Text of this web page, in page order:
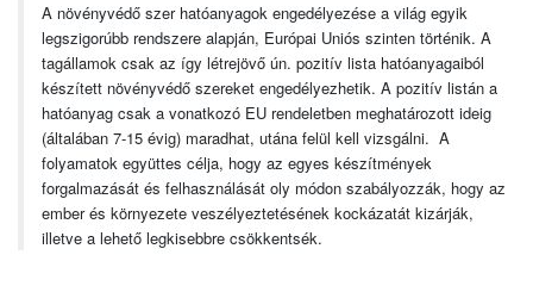
A növényvédő szer hatóanyagok engedélyezése a világ egyik
legszigorúbb rendszere alapján, Európai Uniós szinten történik. A
tagállamok csak az így létrejövő ún. pozitív lista hatóanyagaiból
készített növényvédő szereket engedélyezhetik. A pozitív listán a
hatóanyag csak a vonatkozó EU rendeletben meghatározott ideig
(általában 7-15 évig) maradhat, utána felül kell vizsgálni. A
folyamatok együttes célja, hogy az egyes készítmények
forgalmazását és felhasználását oly módon szabályozzák, hogy az
ember és környezete veszélyeztetésének kockázatát kizárják,
illetve a lehető legkisebbre csökkentsék.